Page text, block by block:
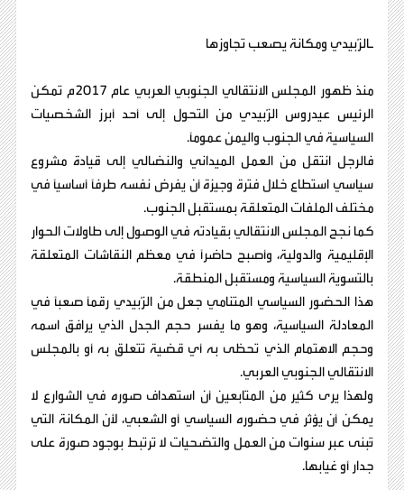
ـالزُبيدي ومكانة يصعب تجاوزها
منذ ظهور المجلس الانتقالي الجنوبي العربي عام 2017م تمكن
الرئيس عيدروس الزُبيدي من التحول إلى أحد أبرز الشخصيات
السياسية في الجنوب واليمن عموماً.
فالرجل انتقل من العمل الميداني والنضالي إلى قيادة مشروع
سياسي استطاع خلال فترة وجيزة أن يفرض نفسه طرفاً أساسياً في
مختلف الملفات المتعلقة بمستقبل الجنوب.
كما نجح المجلس الانتقالي بقيادته في الوصول إلى طاولات الحوار
الإقليمية والدولية، وأصبح حاضراً في معظم النقاشات المتعلقة
بالتسوية السياسية ومستقبل المنطقة.
هذا الحضور السياسي المتنامي جعل من الزُبيدي رقماً صعباً في
المعادلة السياسية، وهو ما يفسر حجم الجدل الذي يرافق اسمه
وحجم الاهتمام الذي تحظى به أي قضية تتعلق به أو بالمجلس
الانتقالي الجنوبي العربي.
ولهذا يرى كثير من المتابعين أن استهداف صوره في الشوارع لا
يمكن أن يؤثر في حضوره السياسي أو الشعبي، لأن المكانة التي
تُبنى عبر سنوات من العمل والتضحيات لا ترتبط بوجود صورة على
جدار أو غيابها.